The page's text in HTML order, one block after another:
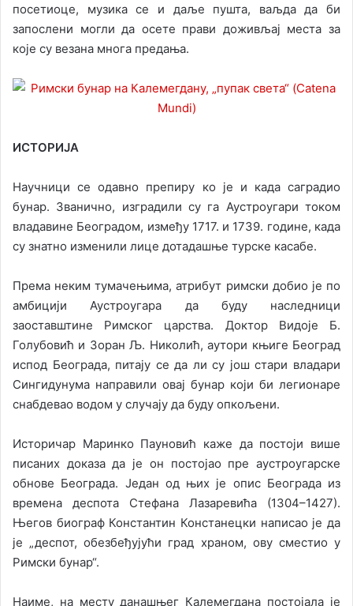
посетиоце, музика се и даље пушта, ваљда да би
запослени могли да осете прави доживљај места за
које су везана многа предања.
ИСТОРИЈА
Научници се одавно препиру ко је и када саградио
бунар. Званично, изградили су га Аустроугари током
владавине Београдом, између 1717. и 1739. године, када
су знатно изменили лице дотадашње турске касабе.
Према неким тумачењима, атрибут римски добио је по
амбицији Аустроугара да буду наследници
заоставштине Римског царства. Доктор Видоје Б.
Голубовић и Зоран Љ. Николић, аутори књиге Београд
испод Београда, питају се да ли су још стари владари
Сингидунума направили овај бунар који би легионаре
снабдевао водом у случају да буду опкољени.
Историчар Маринко Пауновић каже да постоји више
писаних доказа да је он постојао пре аустроугарске
обнове Београда. Један од њих је опис Београда из
времена деспота Стефана Лазаревића (1304–1427).
Његов биограф Константин Констанецки написао је да
је „деспот, обезбеђујући град храном, ову сместио у
Римски бунар“.
Наиме, на месту данашњег Калемегдана постојала је